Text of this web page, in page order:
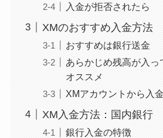
入金が拒否されたら
XMのおすすめ入金方法
おすすめは銀行送金
あらかじめ残高が入
オススメ
XMアカウントから入
XM入金方法：国内銀行
銀行入金の特徴